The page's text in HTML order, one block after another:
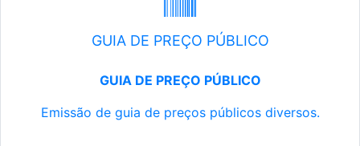
GUIA DE PREÇO PÚBLICO
GUIA DE PREÇO PÚBLICO
Emissão de guia de preços públicos diversos.